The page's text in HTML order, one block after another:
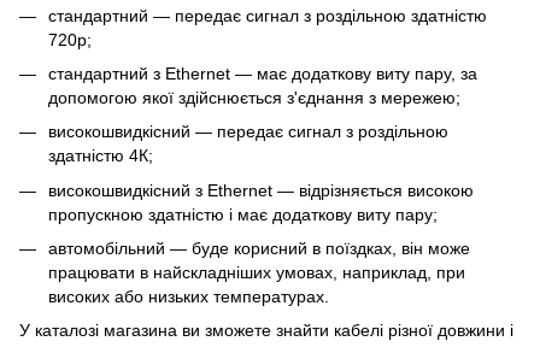
стандартний — передає сигнал з роздільною здатністю
720р;
стандартний з Ethernet — має додаткову виту пару, за
допомогою якої здійснюється з'єднання з мережею;
високошвидкісний — передає сигнал з роздільною
здатністю 4К;
високошвидкісний з Ethernet — відрізняється високою
пропускною здатністю і має додаткову виту пару;
автомобільний — буде корисний в поїздках, він може
працювати в найскладніших умовах, наприклад, при
високих або низьких температурах.
У каталозі магазина ви зможете знайти кабелі різної довжини і